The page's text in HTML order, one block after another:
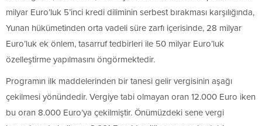
milyar Euro’luk 5’inci kredi diliminin serbest bırakması karşılığında,
Yunan hükümetinden orta vadeli süre zarfı içerisinde, 28 milyar
Euro’luk ek önlem, tasarruf tedbirleri ile 50 milyar Euro’luk
özelleştirme yapılmasını öngörmektedir.
Programın ilk maddelerinden bir tanesi gelir vergisinin aşağı
çekilmesi yönündedir. Vergiye tabi olmayan oran 12.000 Euro iken
bu oran 8.000 Euro’ya çekilmiştir. Önümüzdeki sene vergi